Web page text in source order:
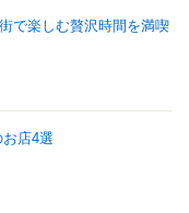
で楽しむ贅沢時間を満喫
店4選